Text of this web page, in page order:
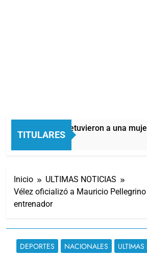
TITULARES
Quilmes: detuvieron a una
7 Horas Atrás
Inicio
ULTIMAS NOTICIAS
Vélez oficializó a Mauricio
entrenador
DEPORTES NACIONALES